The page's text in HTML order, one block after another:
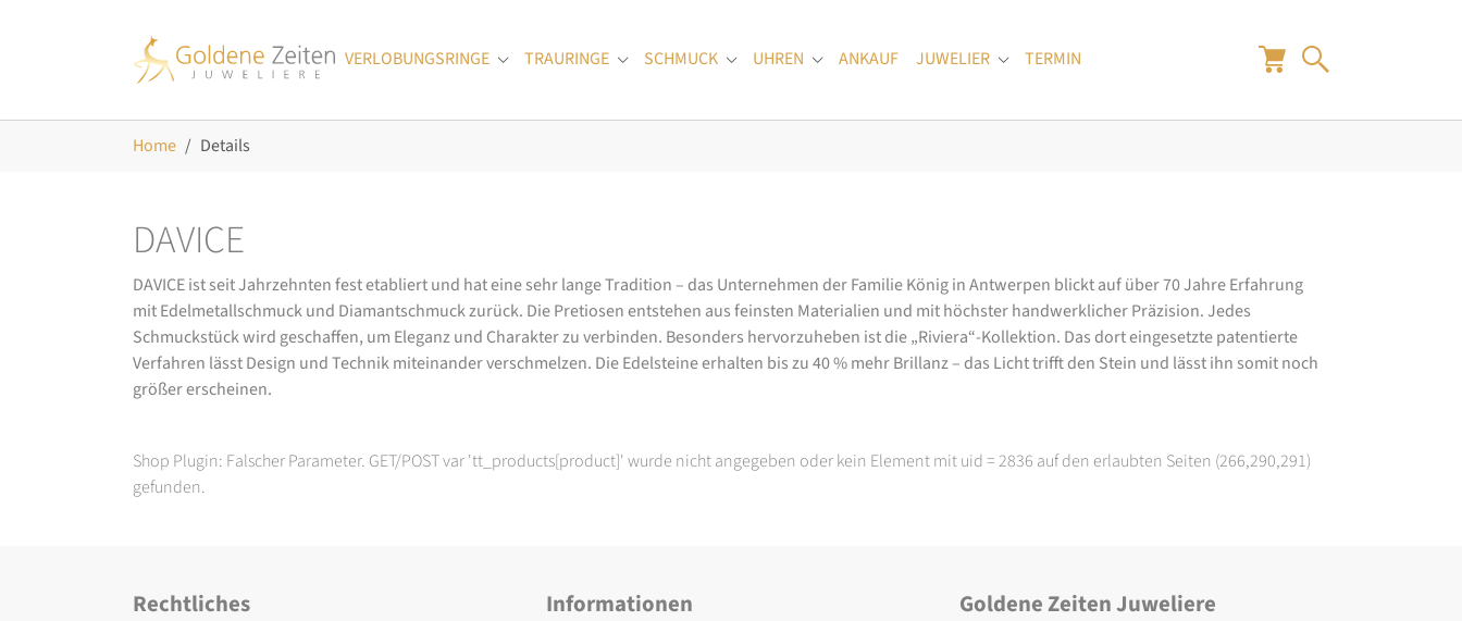
VERLOBUNGSRINGE
Submenu for "Verlobungsringe"
TRAURINGE Submenu for "Trauringe"
SCHMUCK Submenu for "Schmuck"
UHREN Submenu for "Uhren"
ANKAUF JUWELIER Submenu for "Juwelier"
TERMIN
Home Details
DAVICE
DAVICE ist seit Jahrzehnten fest etabliert und hat eine sehr lange Tradition – das Unternehmen der Familie König in Antwerpen blickt auf über 70 Jahre Erfahrung
mit Edelmetallschmuck und Diamantschmuck zurück. Die Pretiosen entstehen aus feinsten Materialien und mit höchster handwerklicher Präzision. Jedes
Schmuckstück wird geschaffen, um Eleganz und Charakter zu verbinden. Besonders hervorzuheben ist die „Riviera“-Kollektion. Das dort eingesetzte patentierte
Verfahren lässt Design und Technik miteinander verschmelzen. Die Edelsteine erhalten bis zu 40 % mehr Brillanz – das Licht trifft den Stein und lässt ihn somit noch
größer erscheinen.
Shop Plugin: Falscher Parameter. GET/POST var 'tt_products[product]' wurde nicht angegeben oder kein Element mit uid = 2836 auf den erlaubten Seiten (266,290,291)
gefunden.
Rechtliches Informationen Goldene Zeiten Juweliere